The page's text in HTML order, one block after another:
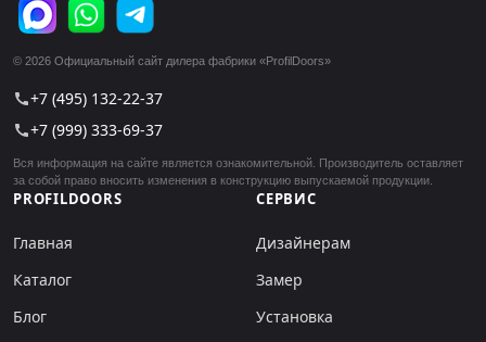
© 2026 Официальный сайт дилера фабрики «ProfilDoors»
call+7 (495) 132-22-37
call+7 (999) 333-69-37
Вся информация на сайте является ознакомительной. Производитель оставляет
за собой право вносить изменения в конструкцию выпускаемой продукции.
PROFILDOORS
Главная
Каталог
Блог
СЕРВИС
Дизайнерам
Замер
Установка